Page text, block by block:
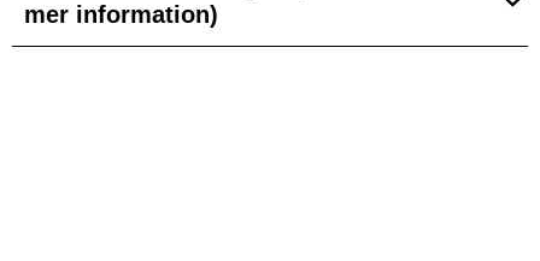
mer information)